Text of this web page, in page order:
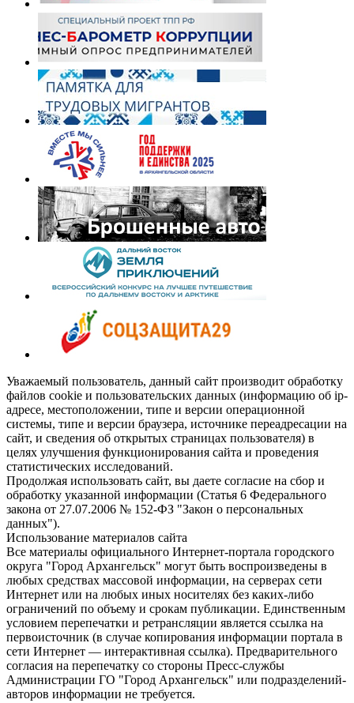
Уважаемый пользователь, данный сайт производит обработку
файлов cookie и пользовательских данных (информацию об ip-
адресе, местоположении, типе и версии операционной
системы, типе и версии браузера, источнике переадресации на
сайт, и сведения об открытых страницах пользователя) в
целях улучшения функционирования сайта и проведения
статистических исследований.
Продолжая использовать сайт, вы даете согласие на сбор и
обработку указанной информации (Статья 6 Федерального
закона от 27.07.2006 № 152-ФЗ "Закон о персональных
данных").
Использование материалов сайта
Все материалы официального Интернет-портала городского
округа "Город Архангельск" могут быть воспроизведены в
любых средствах массовой информации, на серверах сети
Интернет или на любых иных носителях без каких-либо
ограничений по объему и срокам публикации. Единственным
условием перепечатки и ретрансляции является ссылка на
первоисточник (в случае копирования информации портала в
сети Интернет — интерактивная ссылка). Предварительного
согласия на перепечатку со стороны Пресс-службы
Администрации ГО "Город Архангельск" или подразделений-
авторов информации не требуется.